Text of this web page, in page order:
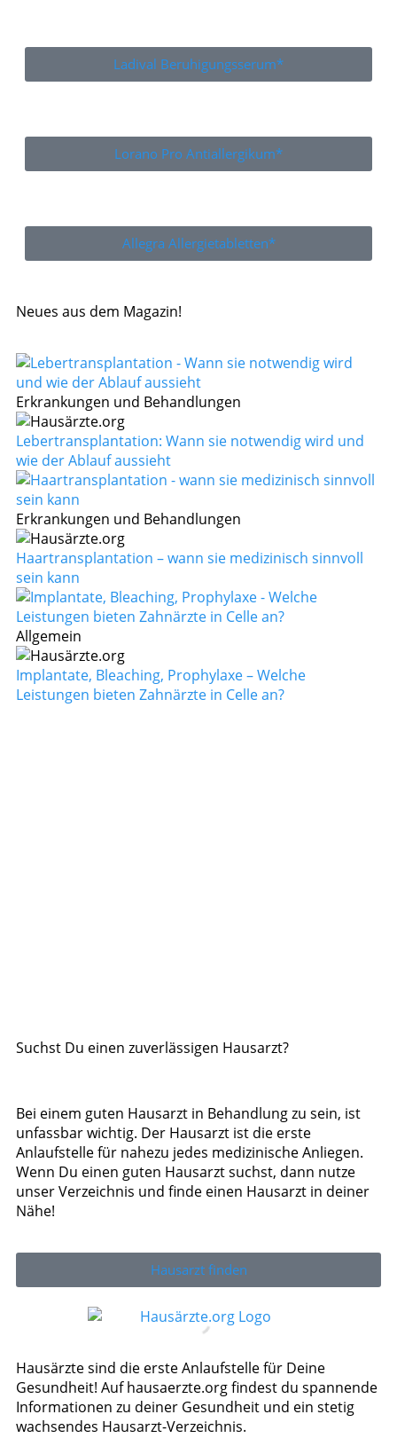
Ladival Beruhigungsserum*
Lorano Pro Antiallergikum*
Allegra Allergietabletten*
Neues aus dem Magazin!
Erkrankungen und Behandlungen
Lebertransplantation: Wann sie notwendig wird und
wie der Ablauf aussieht
Erkrankungen und Behandlungen
Haartransplantation – wann sie medizinisch sinnvoll
sein kann
Allgemein
Implantate, Bleaching, Prophylaxe – Welche
Leistungen bieten Zahnärzte in Celle an?
Suchst Du einen zuverlässigen Hausarzt?
Bei einem guten Hausarzt in Behandlung zu sein, ist
unfassbar wichtig. Der Hausarzt ist die erste
Anlaufstelle für nahezu jedes medizinische Anliegen.
Wenn Du einen guten Hausarzt suchst, dann nutze
unser Verzeichnis und finde einen Hausarzt in deiner
Nähe!
Hausarzt finden
Hausärzte sind die erste Anlaufstelle für Deine
Gesundheit! Auf hausaerzte.org findest du spannende
Informationen zu deiner Gesundheit und ein stetig
wachsendes Hausarzt-Verzeichnis.